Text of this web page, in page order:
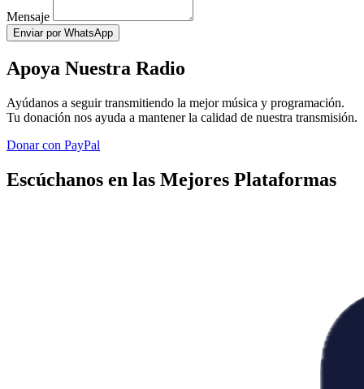
Mensaje
Enviar por WhatsApp
Apoya Nuestra Radio
Ayúdanos a seguir transmitiendo la mejor música y programación.
Tu donación nos ayuda a mantener la calidad de nuestra transmisión.
Donar con PayPal
Escúchanos en las Mejores Plataformas